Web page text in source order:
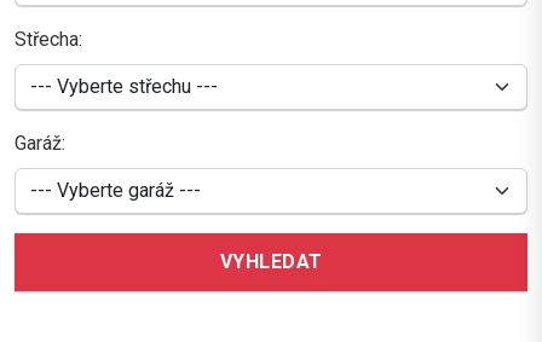
Střecha:
Garáž:
VYHLEDAT